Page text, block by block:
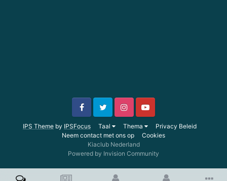
IPS Theme by IPSFocus Taal Thema
Privacy Beleid
Neem contact met ons op
Cookies
Kiaclub Nederland
Powered by Invision Community